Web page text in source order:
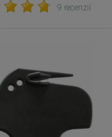
9 recenzií